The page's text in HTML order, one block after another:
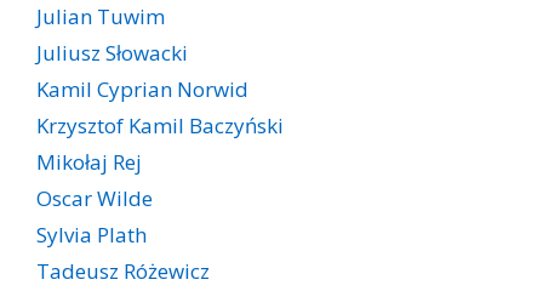
Julian Tuwim
Juliusz Słowacki
Kamil Cyprian Norwid
Krzysztof Kamil Baczyński
Mikołaj Rej
Oscar Wilde
Sylvia Plath
Tadeusz Różewicz